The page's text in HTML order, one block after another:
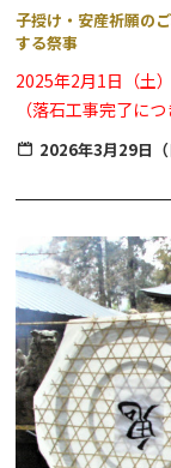
子授け・安産祈願の
する祭事
2025年2月1日（土
（落石工事完了につ
※奥の院までは急な
ださい。また、大
お参りは1組ずつの
※卵は十分な数が用
ん。
※堂内には昇殿でき
子授け・安産のご
られているお堂で
参拝者が子宝を祈
2026年3月29日（